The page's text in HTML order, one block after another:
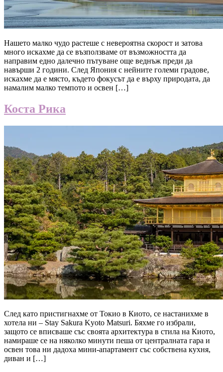
Нашето малко чудо растеше с невероятна скорост и затова
много искахме да се възползваме от възможността да
направим едно далечно пътуване още веднъж преди да
навърши 2 години. След Япония с нейните големи градове,
искахме да е място, където фокусът да е върху природата, да
намалим малко темпото и освен […]
Коста Рика
След като пристигнахме от Токио в Киото, се настанихме в
хотела ни – Stay Sakura Kyoto Matsuri. Бяхме го избрали,
защото се вписваше със своята архитектура в стила на Киото,
намираше се на няколко минути пеша от централната гара и
освен това ни дадоха мини-апартамент със собствена кухня,
диван и […]